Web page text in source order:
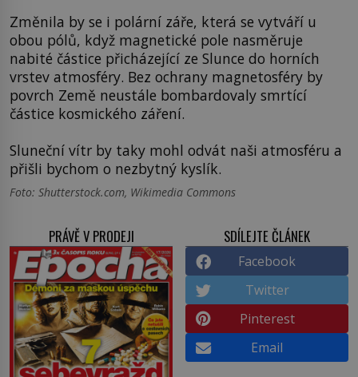
Změnila by se i polární záře, která se vytváří u
obou pólů, když magnetické pole nasměruje
nabité částice přicházející ze Slunce do horních
vrstev atmosféry. Bez ochrany magnetosféry by
povrch Země neustále bombardovaly smrtící
částice kosmického záření.
Sluneční vítr by taky mohl odvát naši atmosféru a
přišli bychom o nezbytný kyslík.
Foto: Shutterstock.com, Wikimedia Commons
PRÁVĚ V PRODEJI SDÍLEJTE ČLÁNEK
Facebook
Twitter
Pinterest
Email